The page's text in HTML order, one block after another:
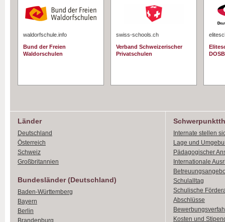
waldorfschule.info
Bund der Freien
Waldorschulen
swiss-schools.ch
Verband Schweizerischer
Privatschulen
DOSB
Länder
Deutschland
Österreich
Schweiz
Großbritannien
Bundesländer (Deutschland)
Baden-Württemberg
Bayern
Berlin
Brandenburg
Internate stellen
Lage und
Pädagogischer
Internationale
Schulalltag
Schulische
Abschlüsse
Kosten und